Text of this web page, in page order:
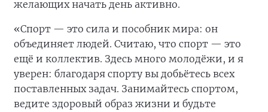
желающих начать день активно.
«Спорт — это сила и пособник мира: он
объединяет людей. Считаю, что спорт — это
ещё и коллектив. Здесь много молодёжи, и я
уверен: благодаря спорту вы добьётесь всех
поставленных задач. Занимайтесь спортом,
ведите здоровый образ жизни и будьте